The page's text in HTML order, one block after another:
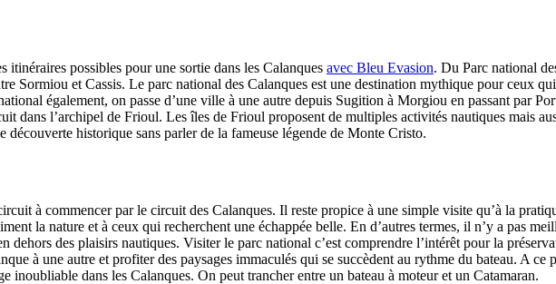
possibles pour une sortie dans les Calanques avec Bleu Evasion. Du Parc national
Sormiou et Cassis. Le parc national des Calanques est une destination mythique pour ceux
également, on passe d’une ville à une autre depuis Sugition à Morgiou en passant par
dans l’archipel de Frioul. Les îles de Frioul proposent de multiples activités nautiques mais
historique sans parler de la fameuse légende de Monte Cristo.
à commencer par le circuit des Calanques. Il reste propice à une simple visite qu’à la
la nature et à ceux qui recherchent une échappée belle. En d’autres termes, il n’y a pas
dehors des plaisirs nautiques. Visiter le parc national c’est comprendre l’intérêt pour la
à une autre et profiter des paysages immaculés qui se succèdent au rythme du bateau. A ce
inoubliable dans les Calanques. On peut trancher entre un bateau à moteur et un Catamaran.